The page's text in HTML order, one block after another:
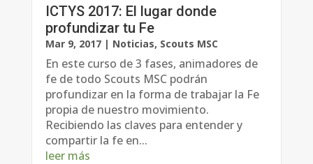
ICTYS 2017: El lugar donde
profundizar tu Fe
Mar 9, 2017| Noticias, Scouts MSC
En este curso de 3 fases, animadores de
fe de todo Scouts MSC podrán
profundizar en la forma de trabajar la Fe
propia de nuestro movimiento.
Recibiendo las claves para entender y
compartir la fe en...
leer más